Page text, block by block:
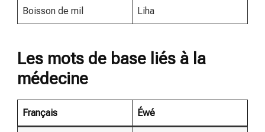
Boisson de mil Liha
Les mots de base liés à la
médecine
Français Éwé